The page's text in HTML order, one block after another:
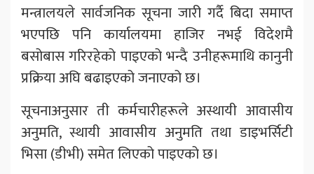
मन्त्रालयले सार्वजनिक सूचना जारी गर्दै बिदा समाप्त
भएपछि पनि कार्यालयमा हाजिर नभई विदेशमै
बसोबास गरिरहेको पाइएको भन्दै उनीहरूमाथि कानुनी
प्रक्रिया अघि बढाइएको जनाएको छ।
सूचनाअनुसार ती कर्मचारीहरूले अस्थायी आवासीय
अनुमति, स्थायी आवासीय अनुमति तथा डाइभर्सिटी
भिसा (डीभी) समेत लिएको पाइएको छ।